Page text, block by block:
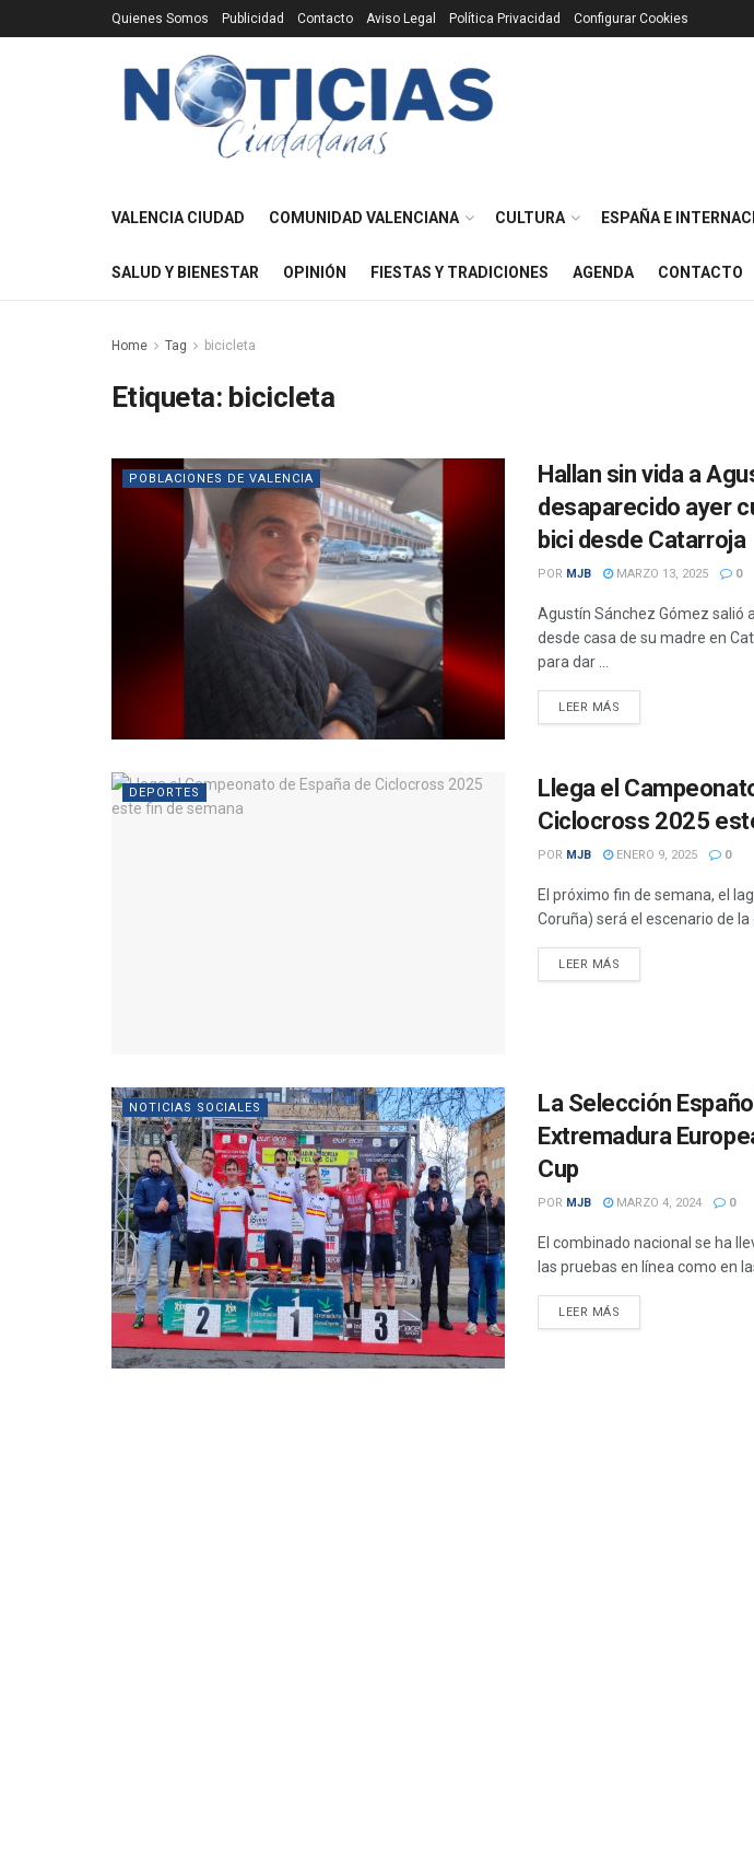
Quienes Somos Publicidad Contacto Aviso Legal Política Privacidad Configurar Cookies
VALENCIA CIUDAD COMUNIDAD VALENCIANA CULTURA ESPAÑA E
SALUD Y BIENESTAR OPINIÓN FIESTAS Y TRADICIONES AGENDA CONTACTO
Home Tag bicicleta
Etiqueta: bicicleta
POBLACIONES DE VALENCIA
Hallan sin vida a
desaparecido ayer
bici desde Catarroja
POR MJB MARZO 13, 2025 0
Agustín Sánchez Gómez salió
desde casa de su madre en
para dar ...
LEER MÁS
DEPORTES
Llega el
Ciclocross 2025
POR MJB ENERO 9, 2025 0
El próximo fin de semana, el
Coruña) será el escenario de la
LEER MÁS
NOTICIAS SOCIALES
La Selección
Extremadura
Cup
POR MJB MARZO 4, 2024 0
El combinado nacional se ha
las pruebas en línea como en
LEER MÁS